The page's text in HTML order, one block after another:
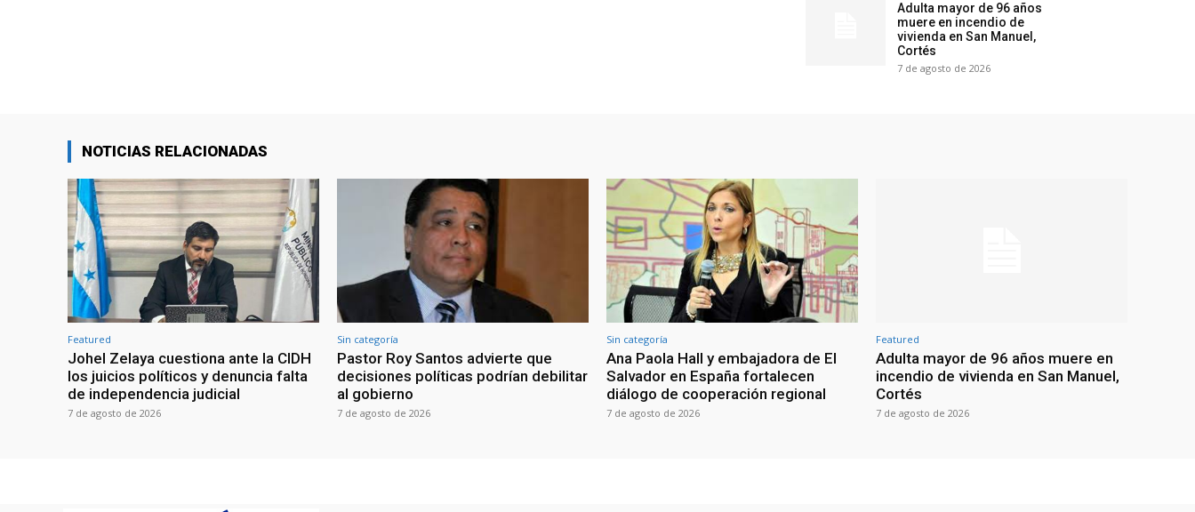
Adulta mayor de 96 años
muere en incendio de
vivienda en San Manuel,
Cortés
7 de agosto de 2026
NOTICIAS RELACIONADAS
Featured
Johel Zelaya cuestiona ante la CIDH
los juicios políticos y denuncia falta
de independencia judicial
7 de agosto de 2026
Sin categoría
Pastor Roy Santos advierte que
decisiones políticas podrían debilitar
al gobierno
7 de agosto de 2026
Sin categoría
Ana Paola Hall y embajadora de El
Salvador en España fortalecen
diálogo de cooperación regional
7 de agosto de 2026
Featured
Adulta mayor de 96 años muere en
incendio de vivienda en San Manuel,
Cortés
7 de agosto de 2026